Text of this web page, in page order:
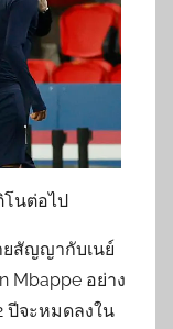
โนต่อไป
ยสัญญากับเนย์
Mbappe อย่าง
ปีจะหมดลงใน